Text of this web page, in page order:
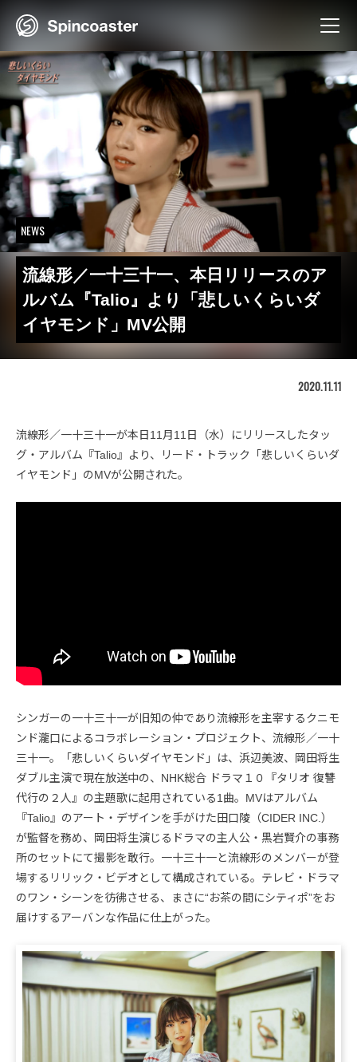
NEWS
流線形／一十三十一、本日リリースのア
ルバム『Talio』より「悲しいくらいダ
イヤモンド」MV公開
2020.11.11
流線形／一十三十一が本日11月11日（水）にリリースしたタッ
グ・アルバム『Talio』より、リード・トラック「悲しいくらいダ
イヤモンド」のMVが公開された。
シンガーの一十三十一が旧知の仲であり流線形を主宰するクニモ
ンド瀧口によるコラボレーション・プロジェクト、流線形／一十
三十一。「悲しいくらいダイヤモンド」は、浜辺美波、岡田将生
ダブル主演で現在放送中の、NHK総合 ドラマ１０『タリオ 復讐
代行の２人』の主題歌に起用されている1曲。MVはアルバム
『Talio』のアート・デザインを手がけた田口陵（CIDER INC.）
が監督を務め、岡田将生演じるドラマの主人公・黒岩賢介の事務
所のセットにて撮影を敢行。一十三十一と流線形のメンバーが登
場するリリック・ビデオとして構成されている。テレビ・ドラマ
のワン・シーンを彷彿させる、まさに“お茶の間にシティポ”をお
届けするアーバンな作品に仕上がった。